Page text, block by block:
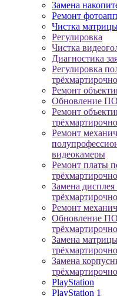
Замена
Ремонт
Чистка
Регулировка
Чистка
Диагностика
Регулировка
Ремонт
Обновление
Ремонт
Ремонт
видеокамеры
Ремонт платы
Замена
Ремонт
Обновление
Замена
Замена
PlayStation
PlayStation 1